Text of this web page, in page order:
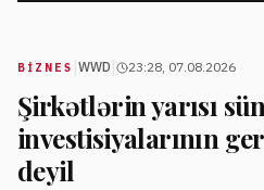
BIZNES WWD 23:28, 07.08.2026
Şirkətlərin yarısı
investisiyalarının
deyil